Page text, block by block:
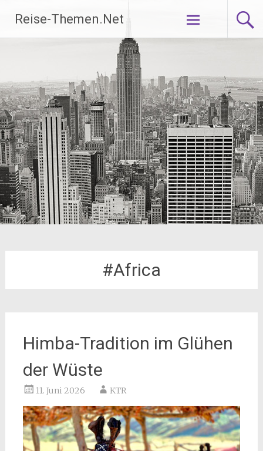
Inhalt
springen
Reise-Themen.Net
#Africa
Himba-Tradition im Glühen
der Wüste
11. Juni 2026 KTR